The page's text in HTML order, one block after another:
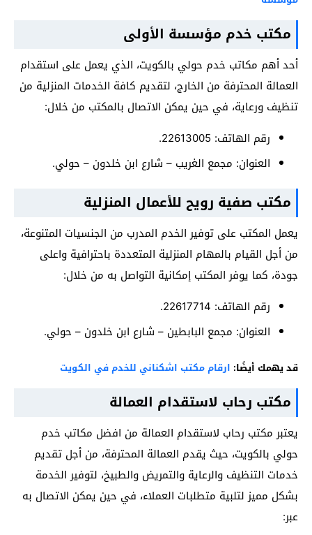
مكتب خدم مؤسسة الأولى
أحد أهم مكاتب خدم حولي بالكويت، الذي يعمل على استقدام
العمالة المحترفة من الخارج، لتقديم كافة الخدمات المنزلية من
تنظيف ورعاية، في حين يمكن الاتصال بالمكتب من خلال:
رقم الهاتف: 22613005.
العنوان: مجمع الغريب – شارع ابن خلدون – حولي.
مكتب صفية رويح للأعمال المنزلية
يعمل المكتب على توفير الخدم المدرب من الجنسيات المتنوعة،
من أجل القيام بالمهام المنزلية المتعددة باحترافية واعلى
جودة، كما يوفر المكتب إمكانية التواصل به من خلال:
رقم الهاتف: 22617714.
العنوان: مجمع البابطين – شارع ابن خلدون – حولي.
قد يهمك أيضًا: ارقام مكتب اشكناني للخدم في الكويت
مكتب رحاب لاستقدام العمالة
يعتبر مكتب رحاب لاستقدام العمالة من افضل مكاتب خدم
حولي بالكويت، حيث يقدم العمالة المحترفة، من أجل تقديم
خدمات التنظيف والرعاية والتمريض والطبيخ، لتوفير الخدمة
بشكل مميز لتلبية متطلبات العملاء، في حين يمكن الاتصال به
عبر: